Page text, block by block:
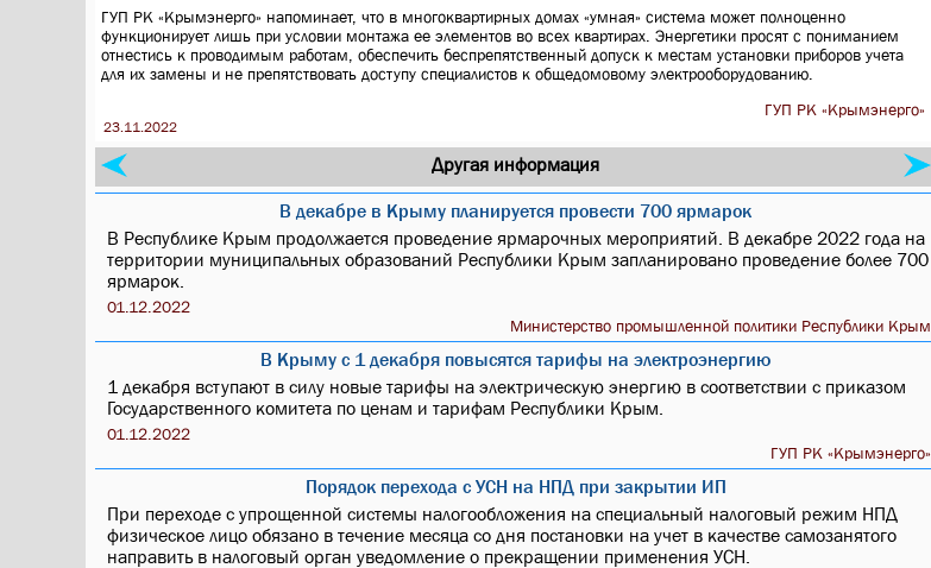
ГУП РК «Крымэнерго» напоминает, что в многоквартирных домах «умная» система может полноценно
функционирует лишь при условии монтажа ее элементов во всех квартирах. Энергетики просят с пониманием
отнестись к проводимым работам, обеспечить беспрепятственный допуск к местам установки приборов учета
для их замены и не препятствовать доступу специалистов к общедомовому электрооборудованию.
ГУП РК «Крымэнерго»
23.11.2022
Другая информация
В декабре в Крыму планируется провести 700 ярмарок
В Республике Крым продолжается проведение ярмарочных мероприятий. В декабре 2022 года на
территории муниципальных образований Республики Крым запланировано проведение более 700
ярмарок.
01.12.2022
Министерство промышленной политики Республики Крым
В Крыму с 1 декабря повысятся тарифы на электроэнергию
1 декабря вступают в силу новые тарифы на электрическую энергию в соответствии с приказом
Государственного комитета по ценам и тарифам Республики Крым.
01.12.2022
ГУП РК «Крымэнерго»
Порядок перехода с УСН на НПД при закрытии ИП
При переходе с упрощенной системы налогообложения на специальный налоговый режим НПД
физическое лицо обязано в течение месяца со дня постановки на учет в качестве самозанятого
направить в налоговый орган уведомление о прекращении применения УСН.